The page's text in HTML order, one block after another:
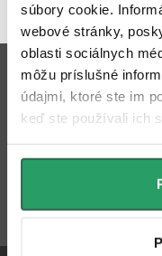
súbory cookie.
webové stránky,
oblasti sociálnych
môžu príslušné
údajmi, ktoré ste im
keď ste používali ich
Zobraziť
i
Email
Vložením e-mailu
údajov